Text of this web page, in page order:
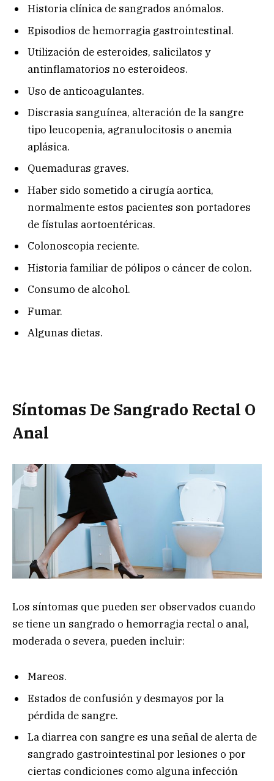
Historia clínica de sangrados anómalos.
Episodios de hemorragia gastrointestinal.
Utilización de esteroides, salicilatos y
antinflamatorios no esteroideos.
Uso de anticoagulantes.
Discrasia sanguínea, alteración de la sangre
tipo leucopenia, agranulocitosis o anemia
aplásica.
Quemaduras graves.
Haber sido sometido a cirugía aortica,
normalmente estos pacientes son portadores
de fístulas aortoentéricas.
Colonoscopia reciente.
Historia familiar de pólipos o cáncer de colon.
Consumo de alcohol.
Fumar.
Algunas dietas.
Síntomas De Sangrado Rectal O
Anal
Los síntomas que pueden ser observados cuando
se tiene un sangrado o hemorragia rectal o anal,
moderada o severa, pueden incluir:
Mareos.
Estados de confusión y desmayos por la
pérdida de sangre.
La diarrea con sangre es una señal de alerta de
sangrado gastrointestinal por lesiones o por
ciertas condiciones como alguna infección